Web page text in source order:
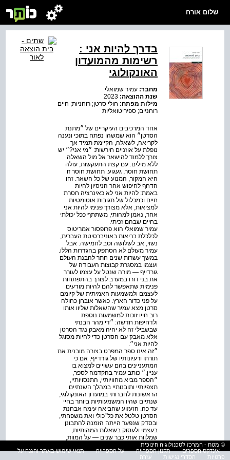
שלום אורח
בדרך להיות אני :
רשימות מהמועדון
האונקולוגי
מחבר: עמיר שמואלי
שנת ההוצאה:
מילות מפתח: חולי סרטן; רוחניות; חיים
רוחניים; ספיריטואליות
אחד המרכיבים העיקריים של ״מתנת
הסרטן״ הוא שמשהו נפתח בתוכי ונענה
לקריאה, לשאלה, הקיימת תמיד אך
נופלת על אוזניים חירשות: ״מי אני?״ יש
צורך ללמוד להישאר אל מול השאלה
ללא מילים. עם קצת התעקשות, עולה
תחושת חוסר, געגוע. תחושת חוסר זו
היא המקור, המנוע של כל השאר. זהו
הדחף לחיפוש אחר הניסיון להיות
באמת: להיות אני לא כאינרציה חסרת
חיים וכמכלול של תגובות אוטומטיות
למציאות, אלא מצורך פנימי להיות אני
אחר, נאמן למהותי, משתתף ככל יכולתי
בחיים שבהם זכיתי.
עמיר שמואלי הוא פרופסור אמריטוס
לכלכלת בריאות באוניברסיטת העברית,
נשוי, אב לשלושה וסב לחמישה. אבל
עמיר מעולם לא הסתפק בהגדרות הללו.
במשך עשרות שנים חתר להבנת העולם
ועצמו במסגרת קבוצות העבודה של
גורדייף — מורה שנטל על עצמו לעורר
את בני דורו במערב לצורך בהתפתחות
פנימית שתאפשר להם להיות מודעים
לעצמם ולמשמעות האמיתית של קיומם
על פני כדור הארץ. כאשר אובחן כחולה
סרטן מצא עמיר שהשאלות שליוו אותו
רוב חייו זוכות למשמעות נוספת
ולדחיפות חדשה: ״די מהר הבנתי
שבשבילי זה לא יהיה מאבק נגד הסרטן
אלא מאבק עם הסרטן כדי להיות מסוגל
להיות אני״.
״זה אינו ספר המפרט בצורה מובנית את
תורתו ורעיונותיו של גורדייף, אם כי
המתעניינים בהם עשויים למצוא בו
עניין,״ כותב עמיר בהקדמה לספר,
״הספר מביא מחוויותיי, התנסויותיי,
תצפיותיי ותובנותיי במהלך השנתיים
הראשונות לחברותי במועדון האונקולוגי,
שנתיים שהיו המשמעותיות ביותר בחיי
עד כה. הזעזוע שהביאה עימה אבחנת
הסרטן טלטל את כל־כולי ואת משפחתי,
ובסדק שנפער הייתה הזמנה להתבונן
בעצמי ולעסוק בשאלות המהותיות,
שמלוות אותי כבר שנים — על המוות,
החיים, מחויבות, פחד, נחישות, כאב,
יחסים, רצון, נשמה, חרטה, משמעות,
© מטח - המרכז לטכנולוגיה חינוכית
אינדקס הספרים
תקנון הספרייה על הספרייה
תנאי שימוש באתר והגנה על
פרטיות
הסדרי נגישות עזרה